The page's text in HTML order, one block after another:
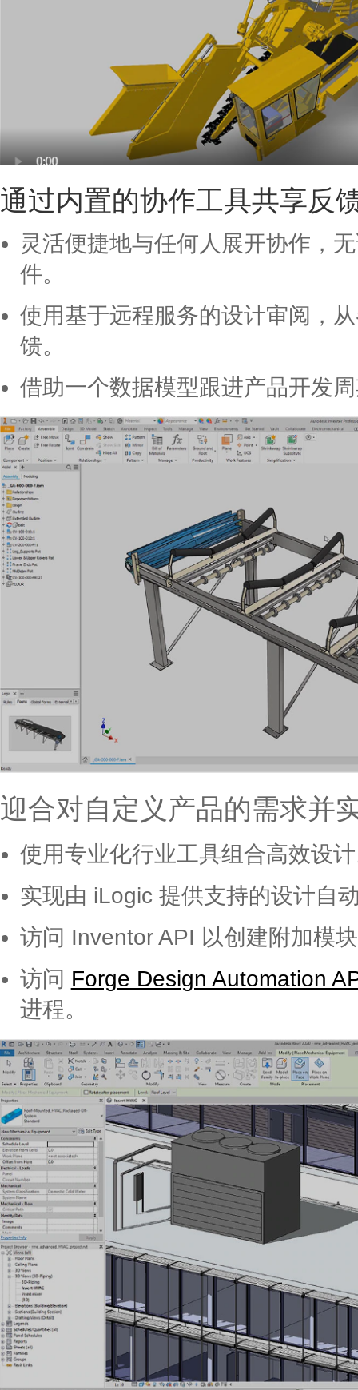
通过内置的协作工具共享反
灵活便捷地与任何人展开协作，
件。
使用基于远程服务的设计审阅，
馈。
借助一个数据模型跟进产品开发
迎合对自定义产品的需求并
使用专业化行业工具组合高效设
实现由 iLogic 提供支持的设计自
访问 Inventor API 以创建附加模
访问 Forge Design Automation
进程。